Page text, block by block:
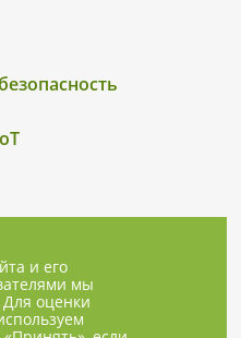
и его
мы
оценки